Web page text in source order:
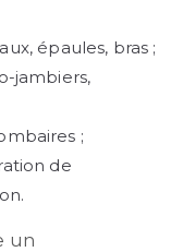
épaules, bras ;
jambiers,
;
de
un